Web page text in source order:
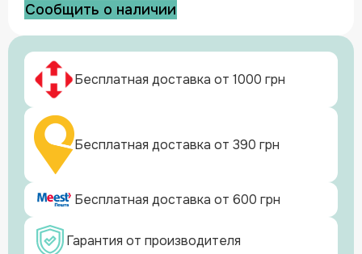
Сообщить о наличии
Бесплатная доставка от 1000 грн
Бесплатная доставка от 390 грн
Бесплатная доставка от 600 грн
Гарантия от производителя